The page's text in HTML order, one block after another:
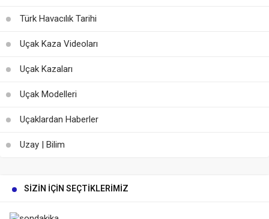
Türk Havacılık Tarihi
Uçak Kaza Videoları
Uçak Kazaları
Uçak Modelleri
Uçaklardan Haberler
Uzay | Bilim
SIZIN İÇIN SEÇTIKLERIMIZ